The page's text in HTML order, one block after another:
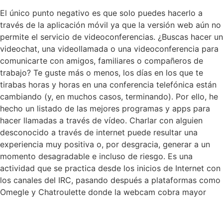
El único punto negativo es que solo puedes hacerlo a
través de la aplicación móvil ya que la versión web aún no
permite el servicio de videoconferencias. ¿Buscas hacer un
videochat, una videollamada o una videoconferencia para
comunicarte con amigos, familiares o compañeros de
trabajo? Te guste más o menos, los días en los que te
tirabas horas y horas en una conferencia telefónica están
cambiando (y, en muchos casos, terminando). Por ello, he
hecho un listado de las mejores programas y apps para
hacer llamadas a través de vídeo. Charlar con alguien
desconocido a través de internet puede resultar una
experiencia muy positiva o, por desgracia, generar a un
momento desagradable e incluso de riesgo. Es una
actividad que se practica desde los inicios de Internet con
los canales del IRC, pasando después a plataformas como
Omegle y Chatroulette donde la webcam cobra mayor